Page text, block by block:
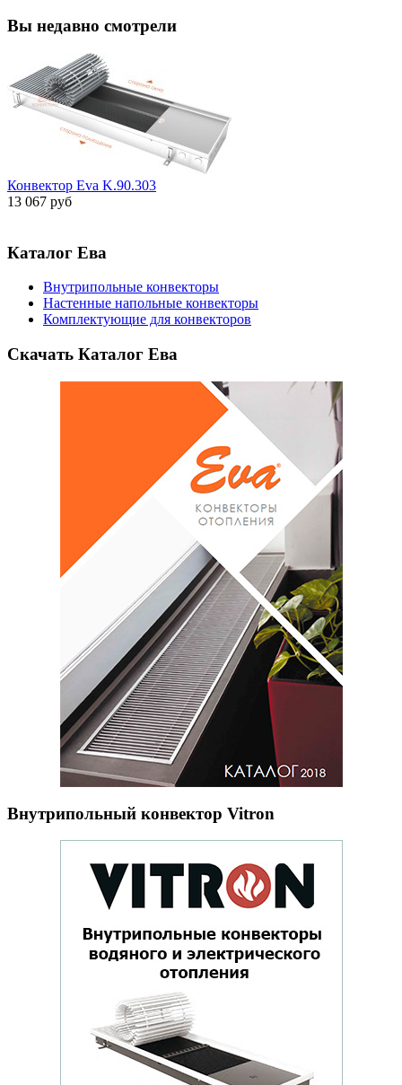
Вы недавно смотрели
Конвектор Eva K.90.303
13 067 руб
Каталог Ева
Внутрипольные конвекторы
Настенные напольные конвекторы
Комплектующие для конвекторов
Скачать Каталог Ева
Внутрипольный конвектор Vitron